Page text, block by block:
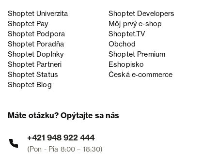
Shoptet Univerzita
Shoptet Developers
Shoptet Pay
Môj prvý e-shop
Shoptet Podpora
Shoptet.TV
Shoptet Poradňa
Obchod
Shoptet Doplnky
Shoptet Premium
Shoptet Partneri
Eshopisko
Shoptet Status
Česká e‑commerce
Shoptet Blog
Máte otázku? Opýtajte sa nás
+421 948 922 444
(Pon - Pia 8:00 – 18:30)